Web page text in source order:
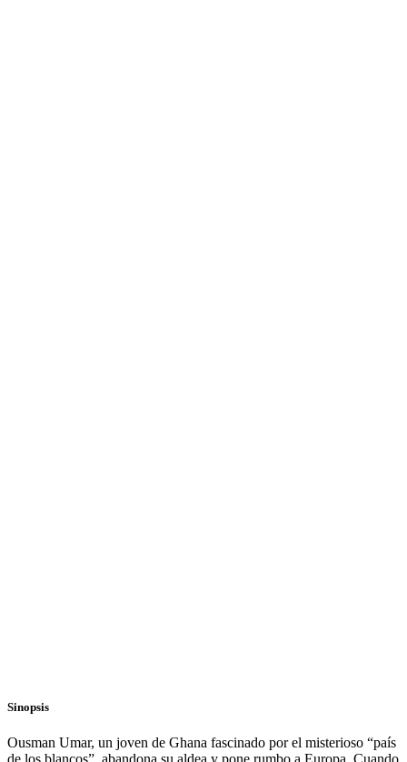
Sinopsis
Ousman Umar, un joven de Ghana fascinado por el misterioso “país